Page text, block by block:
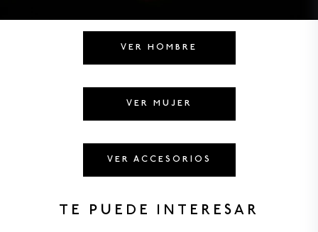
VER HOMBRE
VER MUJER
VER ACCESORIOS
TE PUEDE INTERESAR
7. GORRAS